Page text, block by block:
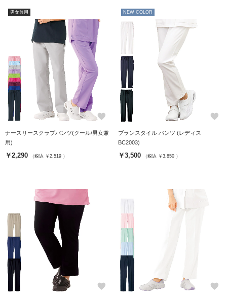
男女兼用
favorite
ナースリースクラブパンツ(クール/男女兼
用)
￥2,290 （税込 ￥2,519 ）
NEW COLOR
favorite
ブランスタイル パンツ (レディス
BC2003)
￥3,500 （税込 ￥3,850 ）
favorite favorite